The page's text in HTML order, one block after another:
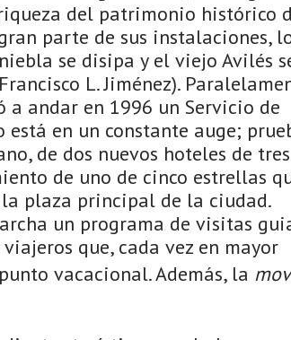
del patrimonio histórico
parte de sus instalaciones,
se disipa y el viejo Avilés
L. Jiménez).
a andar en 1996 un Servicio de
en un constante auge;
de dos nuevos hoteles de tres
de uno de cinco estrellas
plaza principal de la ciudad.
un programa de visitas
que, cada vez en mayor
vacacional. Además, la